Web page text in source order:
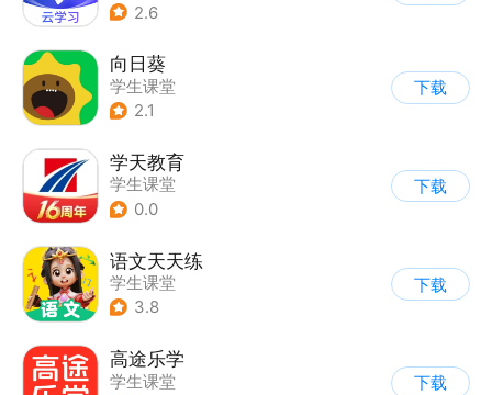
2.6
向日葵
学生课堂
2.1
下载
学天教育
学生课堂
0.0
下载
语文天天练
学生课堂
3.8
下载
高途乐学
学生课堂
下载